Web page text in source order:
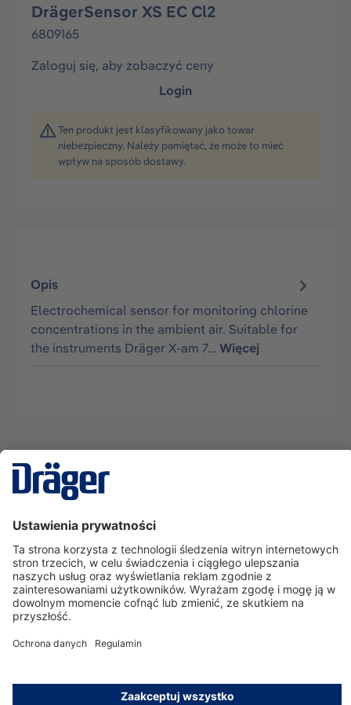
DrägerSensor XS EC Cl2
6809165
Zaloguj się, aby zobaczyć ceny
Login
Ten produkt jest klasyfikowany jako towar
niebezpieczny. Należy pamiętać, że może to mieć
wpływ na sposób dostawy.
Opis
Electrochemical sensor for monitoring chlorine
concentrations in the ambient air. Suitable for
the instruments Dräger X-am 7…Więcej
Serwisowa linia hotline
O nas
Korzystanie ze sklepu